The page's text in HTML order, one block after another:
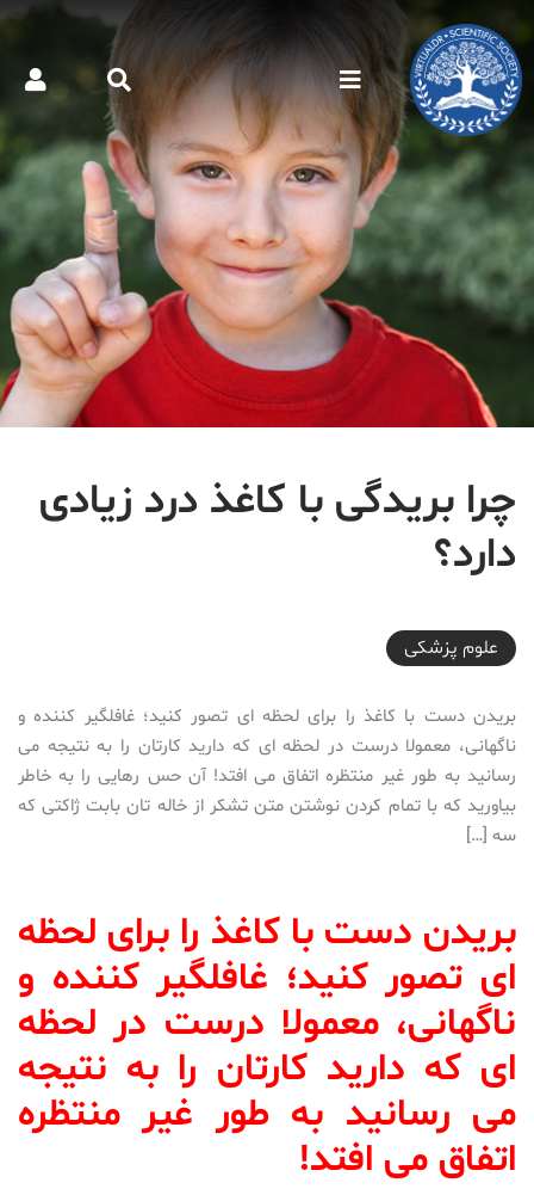
چرا بریدگی با کاغذ درد زیادی
دارد؟
2018-08-08T10:56:30+04:30
علوم پزشكی
بریدن دست با کاغذ را برای لحظه ای تصور کنید؛ غافلگیر کننده و
ناگهانی، معمولا درست در لحظه ای که دارید کارتان را به نتیجه می
رسانید به طور غیر منتظره اتفاق می افتد! آن حس رهایی را به خاطر
بیاورید که با تمام کردن نوشتن متن تشکر از خاله تان بابت ژاکتی که
سه […]
بریدن دست با کاغذ را برای لحظه
ای تصور کنید؛ غافلگیر کننده و
ناگهانی، معمولا درست در لحظه
ای که دارید کارتان را به نتیجه
می رسانید به طور غیر منتظره
اتفاق می افتد!